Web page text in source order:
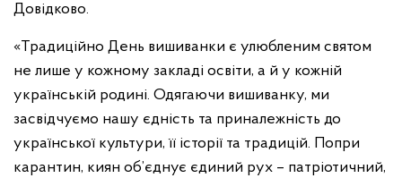
Довідково.
«Традиційно День вишиванки є улюбленим святом
не лише у кожному закладі освіти, а й у кожній
українській родині. Одягаючи вишиванку, ми
засвідчуємо нашу єдність та приналежність до
української культури, її історії та традицій. Попри
карантин, киян об’єднує єдиний рух – патріотичний,